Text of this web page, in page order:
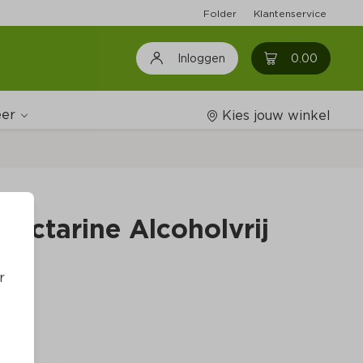
Folder Klantenservice
Inloggen 0.00 0
Wijnshop
Kies jouw winkel
Alcoholvrij